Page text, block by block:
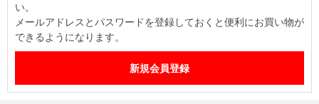
い。
メールアドレスとパスワードを登録しておくと便利にお買い物が
できるようになります。